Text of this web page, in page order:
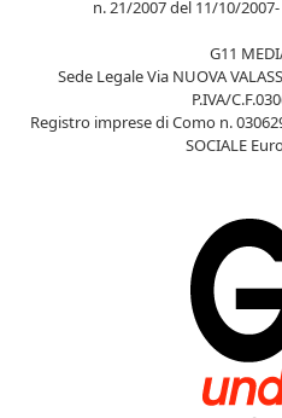
n. 21/2007 del 11/10/
G11
Sede Legale Via NUOVA
P.IVA/
Registro imprese di Como n.
SOCIALE